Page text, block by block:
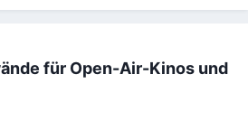
für Open-Air-Kinos und